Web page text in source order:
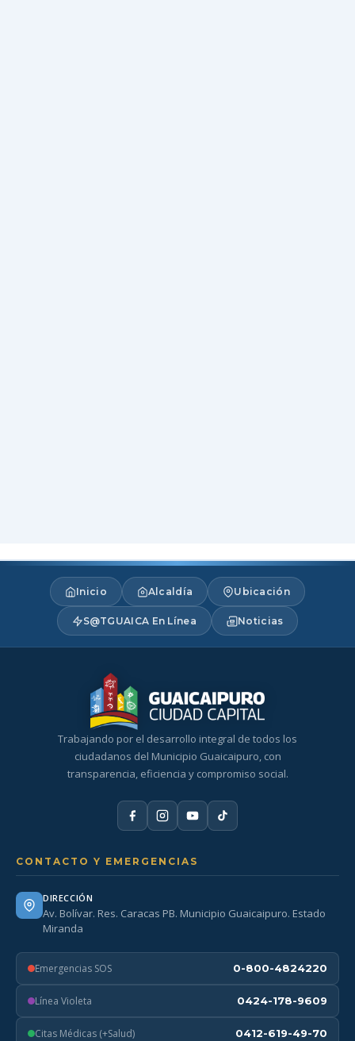
Inicio Alcaldía Ubicación
S@TGUAICA En Línea Noticias
Trabajando por el desarrollo integral de todos los
ciudadanos del Municipio Guaicaipuro, con
transparencia, eficiencia y compromiso social.
CONTACTO Y EMERGENCIAS
DIRECCIÓN
Av. Bolívar. Res. Caracas PB. Municipio Guaicaipuro. Estado
Miranda
Emergencias SOS 0-800-4824220
Línea Violeta 0424-178-9609
Citas Médicas (+Salud) 0412-619-49-70